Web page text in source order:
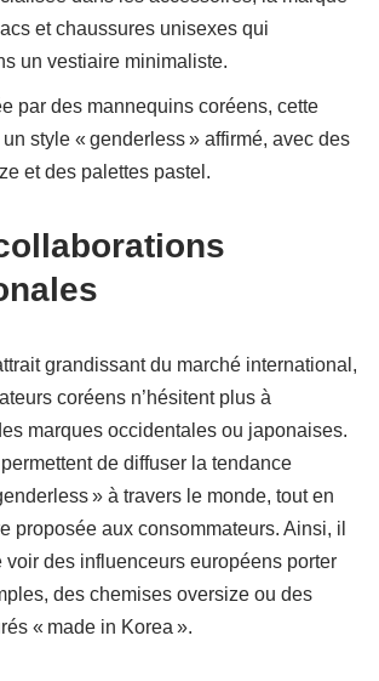
et chaussures unisexes qui
un vestiaire minimaliste.
par des mannequins coréens, cette
style « genderless » affirmé, avec des
et des palettes pastel.
grandissant du marché international,
coréens n’hésitent plus à
marques occidentales ou japonaises.
de diffuser la tendance
» à travers le monde, tout en
proposée aux consommateurs. Ainsi, il
voir des influenceurs européens porter
des chemises oversize ou des
« made in Korea ».